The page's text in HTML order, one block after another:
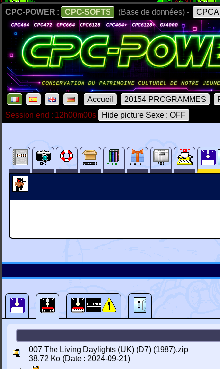
CPC-POWER : CPC-SOFTS (Base de données) -
Accueil 20154 PROGRAMMES
Session end : 12h00m00s
Hide picture Sexe : OFF
007 The Living Daylights (UK) (D7) (1987).zip
38.72 Ko (Date : 2024-09-21)